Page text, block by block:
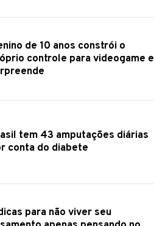
de 10 anos constrói o
controle para videogame e
tem 43 amputações diárias
conta do diabete
para não viver seu